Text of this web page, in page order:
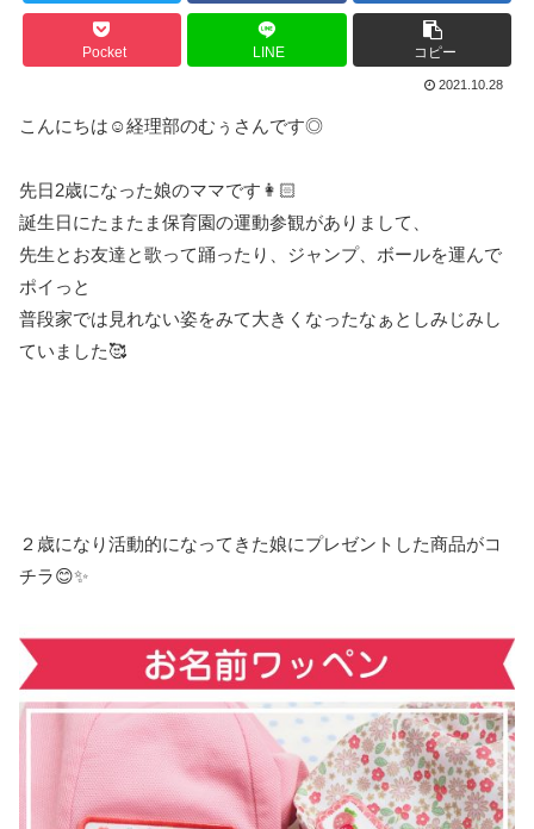
Pocket LINE コピー
2021.10.28
こんにちは☺経理部のむぅさんです◎
先日2歳になった娘のママです👩🏻
誕生日にたまたま保育園の運動参観がありまして、
先生とお友達と歌って踊ったり、ジャンプ、ボールを運んで
ポイっと
普段家では見れない姿をみて大きくなったなぁとしみじみし
ていました🥰
２歳になり活動的になってきた娘にプレゼントした商品がコ
チラ😊✨